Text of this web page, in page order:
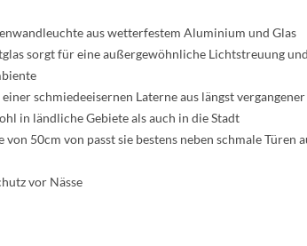
aus wetterfestem Aluminium und Glas
sorgt für eine außergewöhnliche Lichtstreuung
schmiedeeisernen Laterne aus längst
in ländliche Gebiete als auch in die Stadt
50cm von passt sie bestens neben schmale Türen
vor Nässe